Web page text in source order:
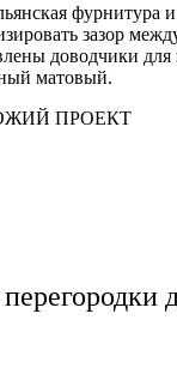
фурнитура
зазор
доводчики для
матовый.
ПРОЕКТ